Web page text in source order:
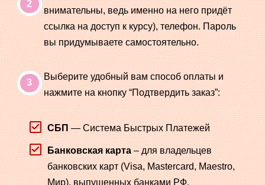
внимательны, ведь именно на него придёт
ссылка на доступ к курсу), телефон. Пароль
вы придумываете самостоятельно.
Выберите удобный вам способ оплаты и
нажмите на кнопку “Подтвердить заказ”:
СБП — Система Быстрых Платежей
Банковская карта– для владельцев
банковских карт (Visa, Mastercard, Maestro,
Мир), выпущенных банками РФ.